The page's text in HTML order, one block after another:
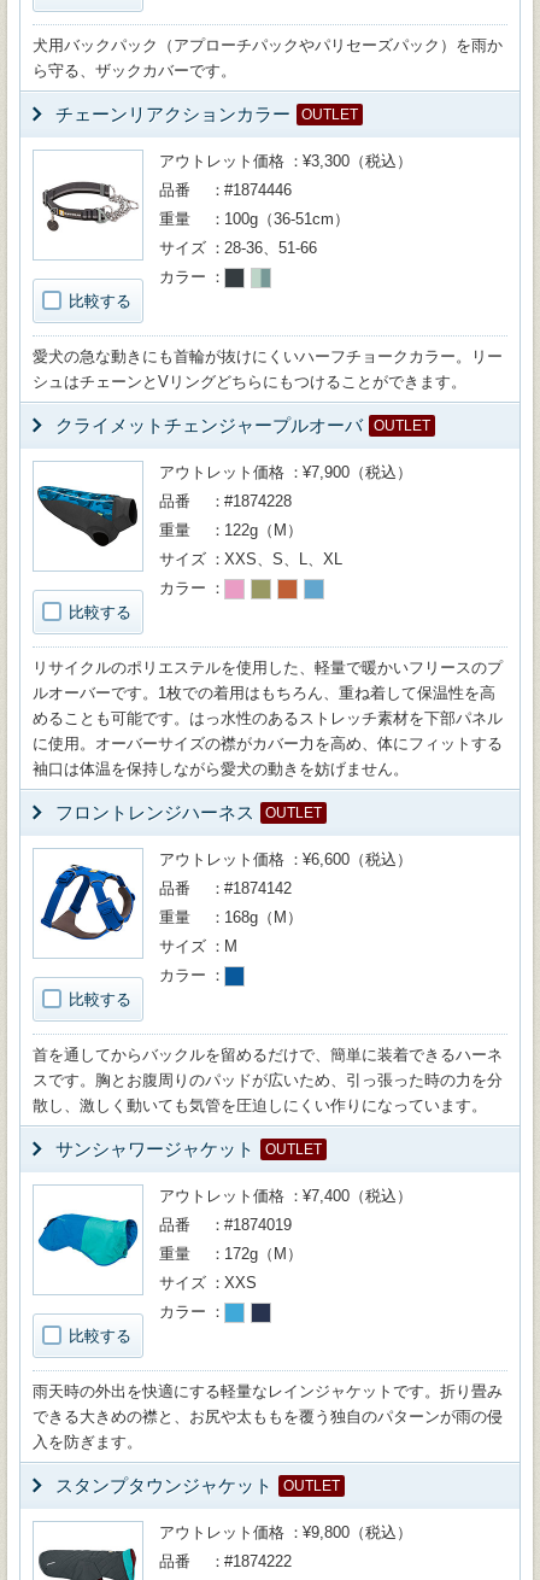
犬用バックパック（アプローチパックやパリセーズパック）を雨か
ら守る、ザックカバーです。
チェーンリアクションカラー OUTLET
比較する
アウトレット価格
¥3,300（税込）
品番
#1874446
重量
100g（36-51cm）
サイズ
28-36、51-66
カラー
愛犬の急な動きにも首輪が抜けにくいハーフチョークカラー。リー
シュはチェーンとVリングどちらにもつけることができます。
クライメットチェンジャープルオーバ OUTLET
比較する
アウトレット価格
¥7,900（税込）
品番
#1874228
重量
122g（M）
サイズ
XXS、S、L、XL
カラー
リサイクルのポリエステルを使用した、軽量で暖かいフリースのプ
ルオーバーです。1枚での着用はもちろん、重ね着して保温性を高
めることも可能です。はっ水性のあるストレッチ素材を下部パネル
に使用。オーバーサイズの襟がカバー力を高め、体にフィットする
袖口は体温を保持しながら愛犬の動きを妨げません。
フロントレンジハーネス OUTLET
比較する
アウトレット価格
¥6,600（税込）
品番
#1874142
重量
168g（M）
サイズ
M
カラー
首を通してからバックルを留めるだけで、簡単に装着できるハーネ
スです。胸とお腹周りのパッドが広いため、引っ張った時の力を分
散し、激しく動いても気管を圧迫しにくい作りになっています。
サンシャワージャケット OUTLET
比較する
アウトレット価格
¥7,400（税込）
品番
#1874019
重量
172g（M）
サイズ
XXS
カラー
雨天時の外出を快適にする軽量なレインジャケットです。折り畳み
できる大きめの襟と、お尻や太ももを覆う独自のパターンが雨の侵
入を防ぎます。
スタンプタウンジャケット OUTLET
アウトレット価格
¥9,800（税込）
品番
#1874222